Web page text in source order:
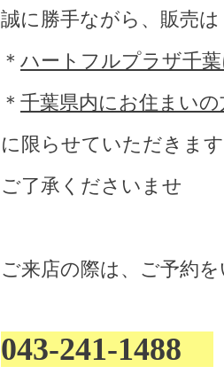
誠に勝手ながら、販売は
＊ ハートフルプラザ千
＊ 千葉県内にお住まいの
に限らせていただきます
ご了承くださいませ
ご来店の際は、ご予約
043-241-1488